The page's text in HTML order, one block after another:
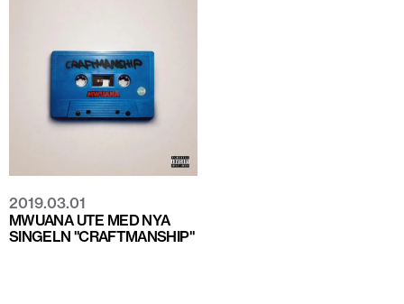
2019.03.01
MWUANA UTE MED NYA
SINGELN "CRAFTMANSHIP"